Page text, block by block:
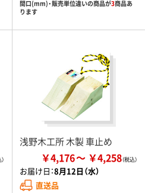
間口(mm)・販売単位違いの商品が3商品あ
ります
浅野木工所 木製 車止め
￥4,176 ￥4,258
お届け日：8月12日（水）
直送品